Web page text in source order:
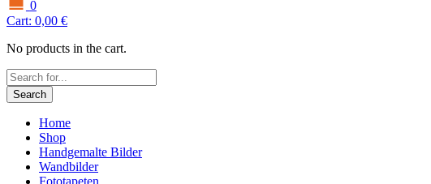
0
Cart: 0,00 €
No products in the cart.
Search
Home
Shop
Handgemalte Bilder
Wandbilder
Fototapeten